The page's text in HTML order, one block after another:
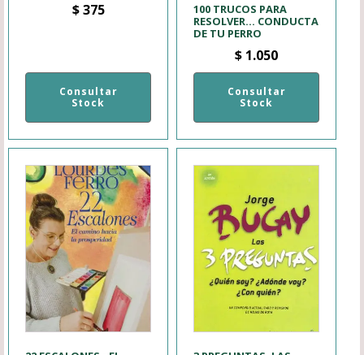
$375
Consultar
Stock
100 TRUCOS PARA
RESOLVER... CONDUCTA
DE TU PERRO
$ 1.050
Consultar
Stock